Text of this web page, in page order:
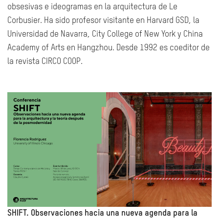
obsesivas e ideogramas en la arquitectura de Le
Corbusier. Ha sido profesor visitante en Harvard GSD, la
Universidad de Navarra, City College of New York y China
Academy of Arts en Hangzhou. Desde 1992 es coeditor de
la revista CIRCO COOP.
SHIFT. Observaciones hacia una nueva agenda para la